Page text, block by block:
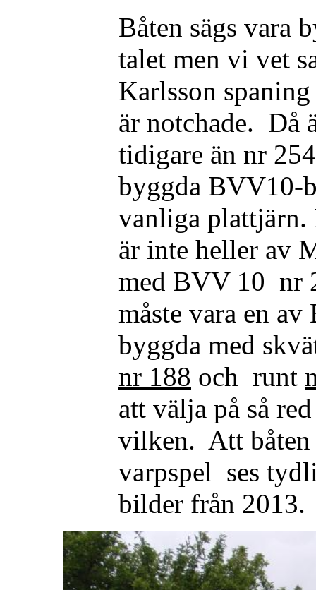
Båten sägs vara
talet men vi vet
Karlsson
är notchade. Då
tidigare än nr
byggda BVV10-
vanliga plattjärn.
är inte heller av
med BVV 10 nr
måste vara en
byggda med
nr 188 och runt
att välja på så
vilken. Att
varpspel ses
bilder från 2013.